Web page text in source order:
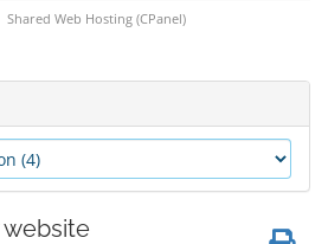
Shared Web Hosting (CPanel)
website